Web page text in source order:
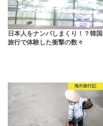
日本人をナンパしまくり！？韓国
旅行で体験した衝撃の数々
海外旅行記